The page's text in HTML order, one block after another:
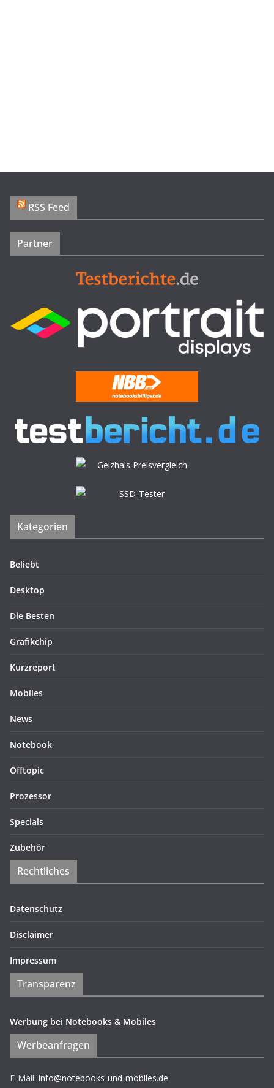
RSS Feed
Partner
Kategorien
Beliebt
Desktop
Die Besten
Grafikchip
Kurzreport
Mobiles
News
Notebook
Offtopic
Prozessor
Specials
Zubehör
Rechtliches
Datenschutz
Disclaimer
Impressum
Transparenz
Werbung bei Notebooks & Mobiles
Werbeanfragen
E-Mail: info@notebooks-und-mobiles.de